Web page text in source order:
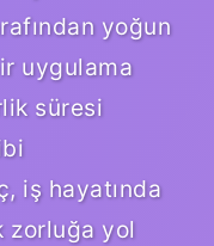
yoğun
uygulama
süresi
iş hayatında
zorluğa yol